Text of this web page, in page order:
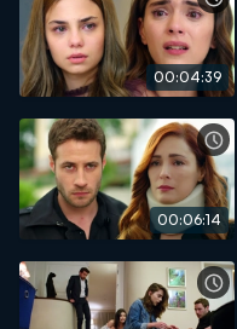
00:04:39
00:06:14